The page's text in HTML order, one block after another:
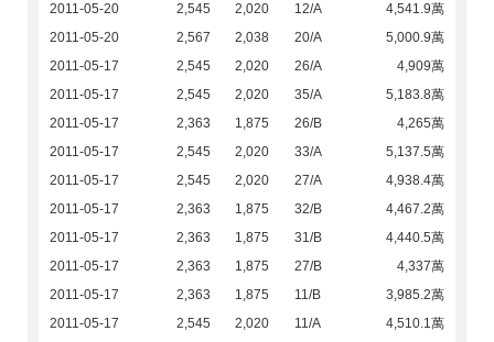
2011-05-20
2,545 2,020 12/A
4,541.9萬
2011-05-20
2,567 2,038 20/A
5,000.9萬
2011-05-17
2,545 2,020 26/A
4,909萬
2011-05-17
2,545 2,020 35/A
5,183.8萬
2011-05-17
2,363 1,875 26/B
4,265萬
2011-05-17
2,545 2,020 33/A
5,137.5萬
2011-05-17
2,545 2,020 27/A
4,938.4萬
2011-05-17
2,363 1,875 32/B
4,467.2萬
2011-05-17
2,363 1,875 31/B
4,440.5萬
2011-05-17
2,363 1,875 27/B
4,337萬
2011-05-17
2,363 1,875 11/B
3,985.2萬
2011-05-17
2,545 2,020 11/A
4,510.1萬